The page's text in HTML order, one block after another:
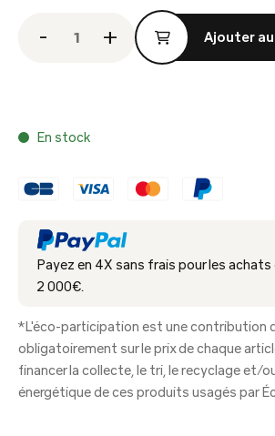
- + Ajouter
En stock
Payez en 4X sans frais pour les achats
2 000€.
*L'éco-participation est une contribution
obligatoirement sur le prix de chaque
financer la collecte, le tri, le recyclage et/
énergétique de ces produits usagés par